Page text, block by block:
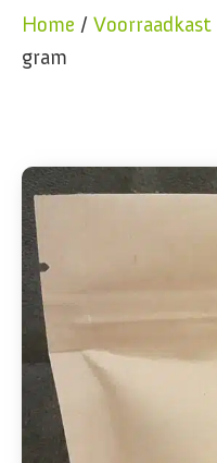
Home / Voorraadkast
gram